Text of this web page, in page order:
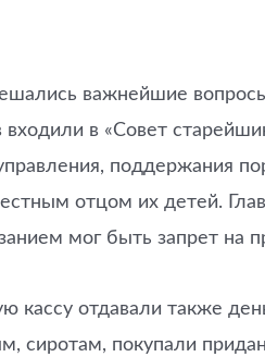
важнейшие
в «Совет
поддержания
отцом их детей.
мог быть запрет на
отдавали также
сиротам, покупали